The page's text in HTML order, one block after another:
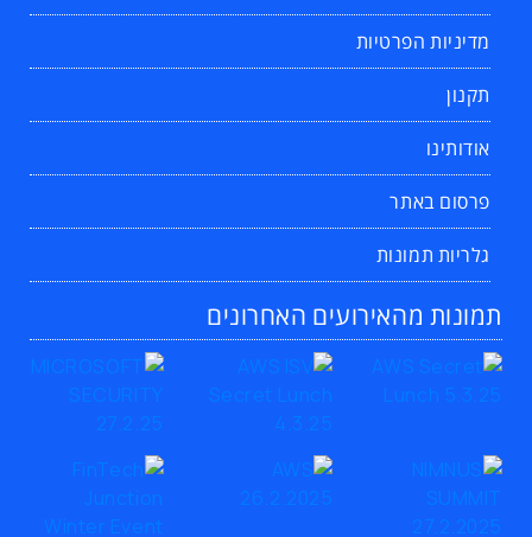
מדיניות הפרטיות
תקנון
אודותינו
פרסום באתר
גלריות תמונות
תמונות מהאירועים האחרונים